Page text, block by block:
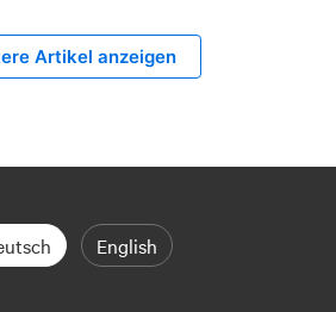
Artikel anzeigen
English